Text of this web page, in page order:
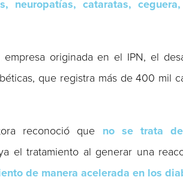
cataratas, ceguera,
empresa originada en el IPN, el
que registra más de 400 mil
reconoció que no se trata
el tratamiento al generar una
de manera acelerada en los